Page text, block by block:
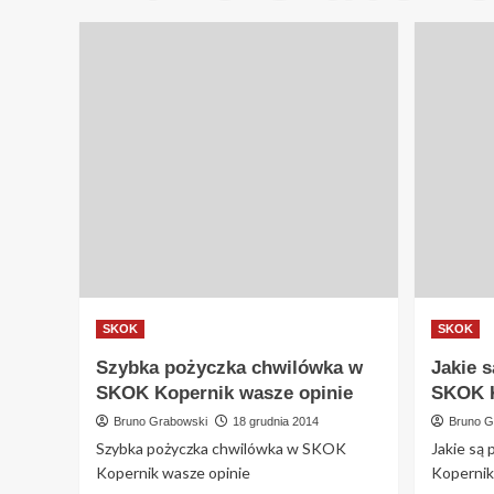
SKOK
Szybka pożyczka chwilówka w
SKOK Kopernik wasze opinie
Bruno Grabowski 18 grudnia 2014
Szybka pożyczka chwilówka w SKOK
Kopernik wasze opinie
SKOK
Jakie
SKOK
Bruno
Jakie są
Kopernik